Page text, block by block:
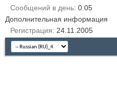
Сообщений в день 0.05
Дополнительная информация
Регистрация
24.11.2005